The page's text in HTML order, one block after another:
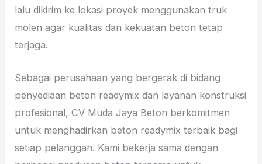
lalu dikirim ke lokasi proyek menggunakan truk
molen agar kualitas dan kekuatan beton tetap
terjaga.
Sebagai perusahaan yang bergerak di bidang
penyediaan beton readymix dan layanan konstruksi
profesional, CV Muda Jaya Beton berkomitmen
untuk menghadirkan beton readymix terbaik bagi
setiap pelanggan. Kami bekerja sama dengan